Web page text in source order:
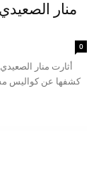
0
كشفها عن كواليس